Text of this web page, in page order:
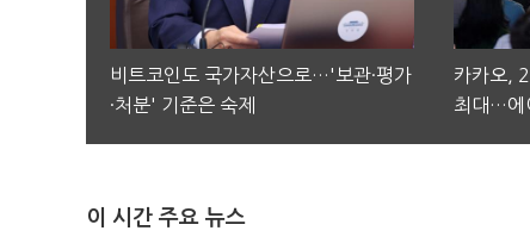
비트코인도 국가자산으로…'보관·평가
·처분' 기준은 숙제
카카오,
최대…에
이 시간 주요 뉴스